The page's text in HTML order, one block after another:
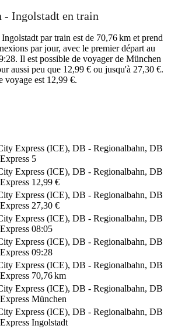
- Ingolstadt en train
par train est de 70,76 km et prend
par jour, avec le premier départ au
Il est possible de voyager de München
aussi peu que 12,99 € ou jusqu'à 27,30 €.
voyage est 12,99 €.
Express (ICE), DB - Regionalbahn, DB
5
Express (ICE), DB - Regionalbahn, DB
12,99 €
Express (ICE), DB - Regionalbahn, DB
27,30 €
Express (ICE), DB - Regionalbahn, DB
08:05
Express (ICE), DB - Regionalbahn, DB
09:28
Express (ICE), DB - Regionalbahn, DB
70,76 km
Express (ICE), DB - Regionalbahn, DB
München
Express (ICE), DB - Regionalbahn, DB
Ingolstadt